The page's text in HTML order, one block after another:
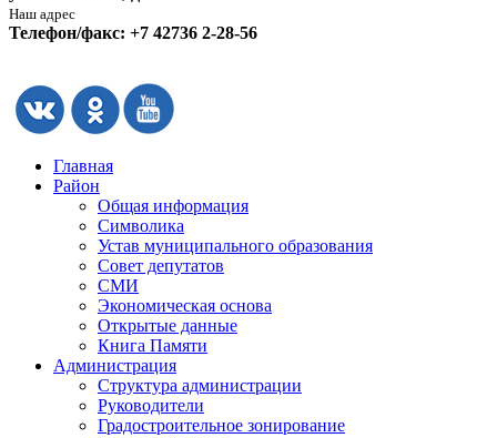
Наш адрес
Телефон/факс: +7 42736 2-28-56
Главная
Район
Общая информация
Символика
Устав муниципального образования
Совет депутатов
СМИ
Экономическая основа
Открытые данные
Книга Памяти
Администрация
Структура администрации
Руководители
Градостроительное зонирование